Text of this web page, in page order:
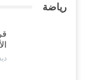
رياضة